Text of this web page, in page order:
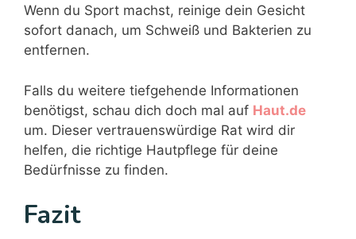
Wenn du Sport machst, reinige dein Gesicht
sofort danach, um Schweiß und Bakterien zu
entfernen.
Falls du weitere tiefgehende Informationen
benötigst, schau dich doch mal auf Haut.de
um. Dieser vertrauenswürdige Rat wird dir
helfen, die richtige Hautpflege für deine
Bedürfnisse zu finden.
Fazit